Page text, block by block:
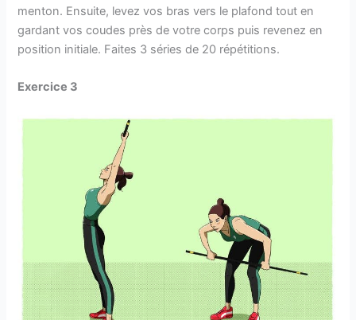
menton. Ensuite, levez vos bras vers le plafond tout en
gardant vos coudes près de votre corps puis revenez en
position initiale. Faites 3 séries de 20 répétitions.
Exercice 3